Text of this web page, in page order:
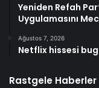
Yeniden Refah
Uygulamasını
Ağustos 7, 2026
Netflix hissesi
Rastgele Haberler